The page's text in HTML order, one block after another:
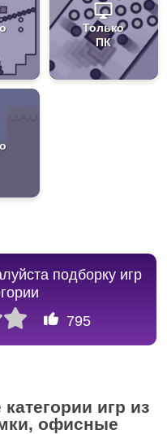
Только
ПК
подборку игр
795
игр из
офисные